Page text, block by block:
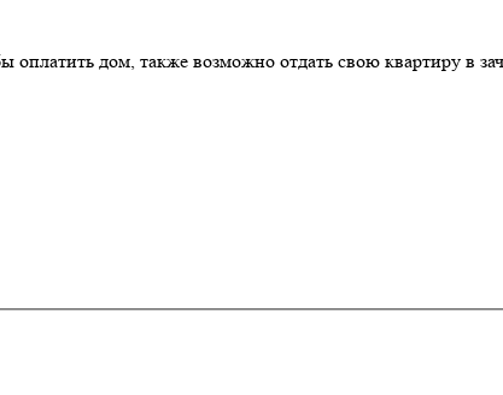
дом, также возможно отдать свою квартиру в